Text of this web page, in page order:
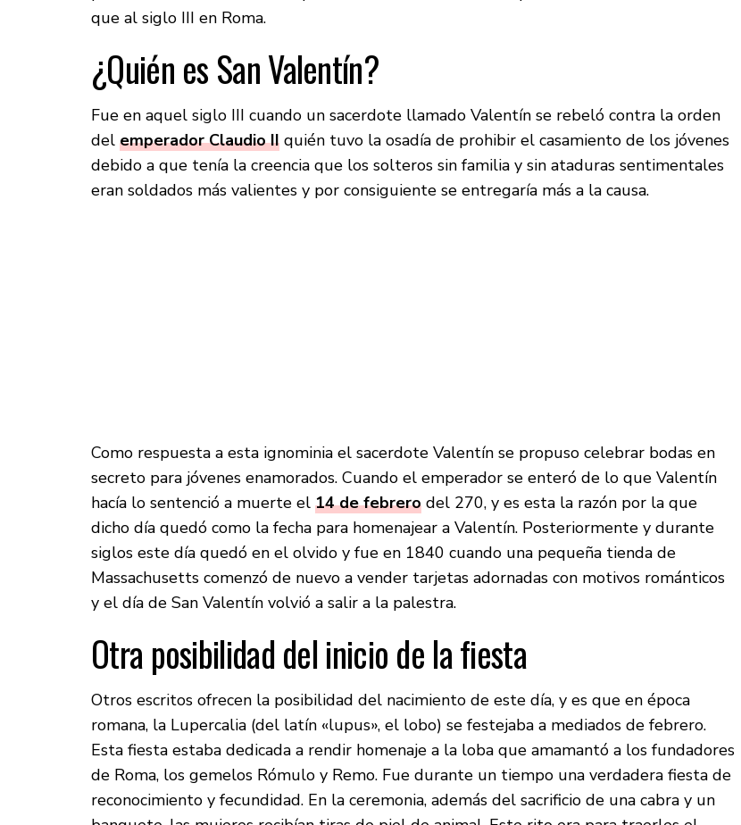
que al siglo III en Roma.
¿Quién es San Valentín?
Fue en aquel siglo III cuando un sacerdote llamado Valentín se rebeló contra la orden
del emperador Claudio II quién tuvo la osadía de prohibir el casamiento de los jóvenes
debido a que tenía la creencia que los solteros sin familia y sin ataduras sentimentales
eran soldados más valientes y por consiguiente se entregaría más a la causa.
Como respuesta a esta ignominia el sacerdote Valentín se propuso celebrar bodas en
secreto para jóvenes enamorados. Cuando el emperador se enteró de lo que Valentín
hacía lo sentenció a muerte el 14 de febrero del 270, y es esta la razón por la que
dicho día quedó como la fecha para homenajear a Valentín. Posteriormente y durante
siglos este día quedó en el olvido y fue en 1840 cuando una pequeña tienda de
Massachusetts comenzó de nuevo a vender tarjetas adornadas con motivos románticos
y el día de San Valentín volvió a salir a la palestra.
Otra posibilidad del inicio de la fiesta
Otros escritos ofrecen la posibilidad del nacimiento de este día, y es que en época
romana, la Lupercalia (del latín «lupus», el lobo) se festejaba a mediados de febrero.
Esta fiesta estaba dedicada a rendir homenaje a la loba que amamantó a los fundadores
de Roma, los gemelos Rómulo y Remo. Fue durante un tiempo una verdadera fiesta de
reconocimiento y fecundidad. En la ceremonia, además del sacrificio de una cabra y un